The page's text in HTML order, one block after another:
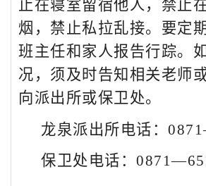
止在寝室留宿他人，禁止
烟，禁止私拉乱接。要定
班主任和家人报告行踪。
况，须及时告知相关老师
向派出所或保卫处。
龙泉派出所电话：0871
保卫处电话：0871—